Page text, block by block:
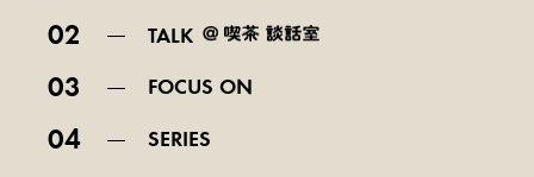
02 TALK
03 FOCUS ON
04 SERIES